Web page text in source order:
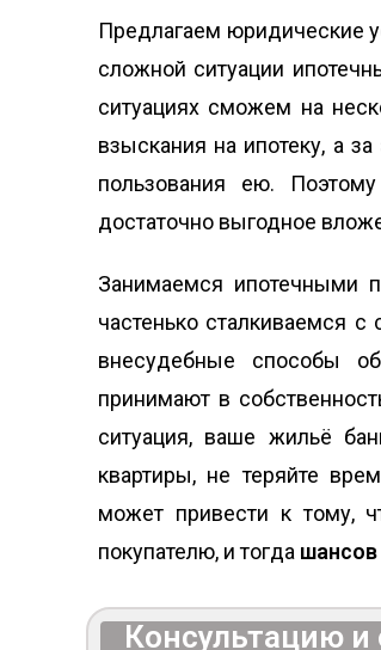
Предлагаем юридические
сложной ситуации
ситуациях сможем на
взыскания на ипотеку, а
пользования ею. Поэтому
достаточно выгодное
Занимаемся ипотечными
частенько сталкиваемся с
внесудебные способы
принимают в
ситуация, ваше жильё
квартиры, не теряйте
может привести к тому,
покупателю, и тогда шансов
Консультацию